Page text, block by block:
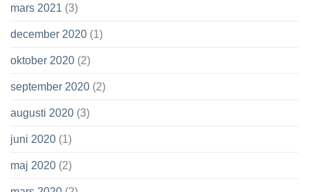
mars 2021 (3)
december 2020 (1)
oktober 2020 (2)
september 2020 (2)
augusti 2020 (3)
juni 2020 (1)
maj 2020 (2)